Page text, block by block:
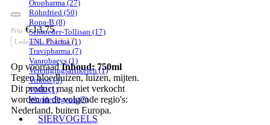
Oropharma (27)
Röhnfried (50)
Ropa-B (8)
Schroeder-Tollisan (17)
TNL Pharma(1)
Travipharma (7)
Vanrobaeys (1)
Verenigingsartikelen(1)
Virkon(3)
VMD(1)
WonderPigeon(7)
SIERVOGELS
Prijs € 13,75
Ledenprijs € 13,17
Op voorraadInhoud: 750ml
Tegen bloedluizen, luizen, mijten.
Dit product mag niet verkocht
worden in de volgende regio's:
Nederland, buiten Europa.